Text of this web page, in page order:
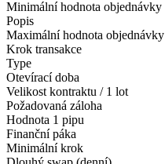
Minimální hodnota objednávky
Popis
Maximální hodnota objednávky
Krok transakce
Type
Otevírací doba
Velikost kontraktu / 1 lot
Požadovaná záloha
Hodnota 1 pipu
Finanční páka
Minimální krok